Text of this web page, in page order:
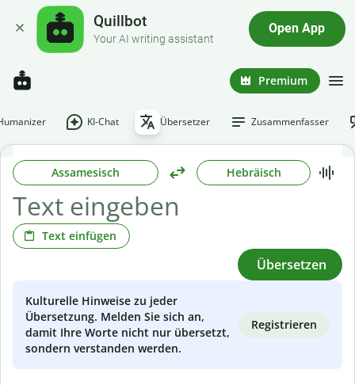
Quillbot
Your AI writing assistant
Open App
Premium
KI-Chat Übersetzer Zusammenfasser
Assamesisch Hebräisch
Text einfügen
Übersetzen
Kulturelle Hinweise zu jeder
Übersetzung. Melden Sie sich an,
damit Ihre Worte nicht nur übersetzt,
sondern verstanden werden.
Registrieren